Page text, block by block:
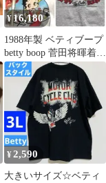
¥16,180
1988年製 ベティブープ
betty boop 菅田将暉着用
ヴィンテージ
¥2,590
大きいサイズ☆ベティ